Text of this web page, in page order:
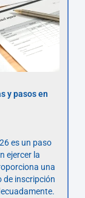
y pasos en
es un paso
ejercer la
una
de inscripción